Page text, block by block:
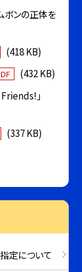
ボンの正体を
(418 KB)
(432 KB)
」
(337 KB)
定について